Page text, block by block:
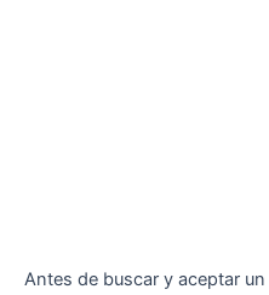
Antes de buscar y aceptar